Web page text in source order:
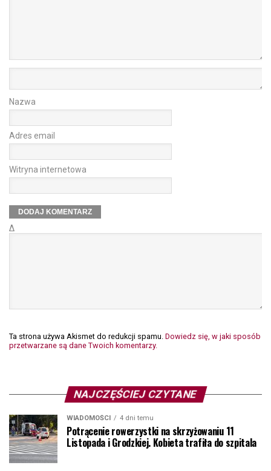
Nazwa
Adres email
Witryna internetowa
Δ
Ta strona używa Akismet do redukcji spamu. Dowiedz się, w jaki sposób
przetwarzane są dane Twoich komentarzy.
NAJCZĘŚCIEJ CZYTANE
WIADOMOŚCI 4 dni temu
Potrącenie rowerzystki na skrzyżowaniu 11
Listopada i Grodzkiej. Kobieta trafiła do szpitala